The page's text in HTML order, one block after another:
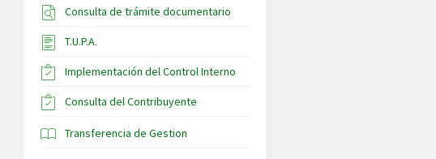
Consulta de trámite documentario
T.U.P.A.
Implementación del Control Interno
Consulta del Contribuyente
Transferencia de Gestion